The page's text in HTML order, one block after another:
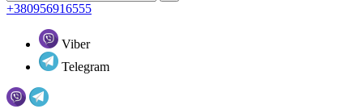
+380956916555
Viber
Telegram